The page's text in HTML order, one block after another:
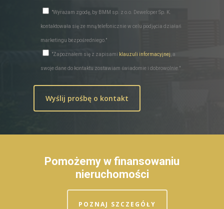
"Wyrażam zgodę, by BMM sp. z o.o. Deweloper Sp. K.
kontaktowała się ze mną telefonicznie w celu podjęcia działań
marketingu bezpośredniego."
"Zapoznałem się z zapisami klauzuli informacyjnej , a
swoje dane do kontaktu zostawiam świadomie i dobrowolnie."
Pomożemy w finansowaniu
nieruchomości
POZNAJ SZCZEGÓŁY